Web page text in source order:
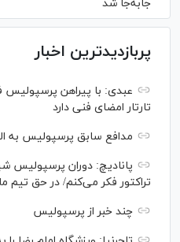
جابه‌جا شد
پربازدیدترین اخبار
عبدی: با پیراهن پرسپولیس
تارتار امضای فنی دارد
مدافع سابق پرسپولیس به
پانادیچ: دوران پرسپولیس
تراکتور فکر می‌کنم/ در حق تیم
چند خبر از پرسپولیس